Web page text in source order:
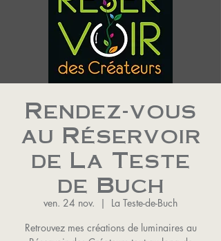
Rendez-vous
au Réservoir
de La Teste
de Buch
ven. 24 nov.
  |
La Teste-de-Buch
Retrouvez mes créations de luminaires au